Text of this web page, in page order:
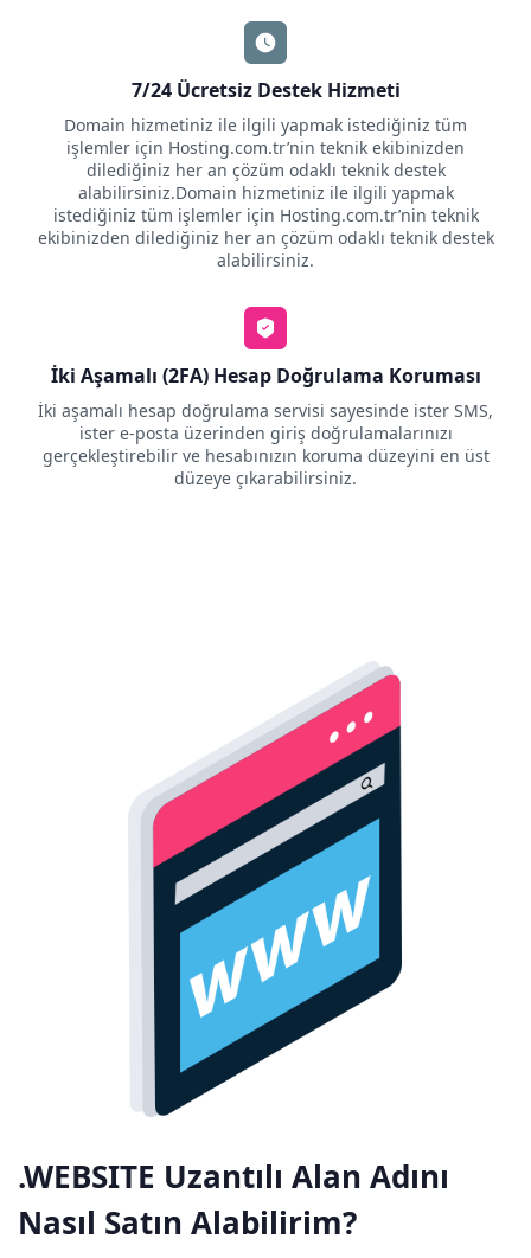
7/24 Ücretsiz Destek Hizmeti
Domain hizmetiniz ile ilgili yapmak istediğiniz tüm
işlemler için Hosting.com.tr’nin teknik ekibinizden
dilediğiniz her an çözüm odaklı teknik destek
alabilirsiniz.Domain hizmetiniz ile ilgili yapmak
istediğiniz tüm işlemler için Hosting.com.tr’nin teknik
ekibinizden dilediğiniz her an çözüm odaklı teknik destek
alabilirsiniz.
İki Aşamalı (2FA) Hesap Doğrulama Koruması
İki aşamalı hesap doğrulama servisi sayesinde ister SMS,
ister e-posta üzerinden giriş doğrulamalarınızı
gerçekleştirebilir ve hesabınızın koruma düzeyini en üst
düzeye çıkarabilirsiniz.
.WEBSITE Uzantılı Alan Adını
Nasıl Satın Alabilirim?